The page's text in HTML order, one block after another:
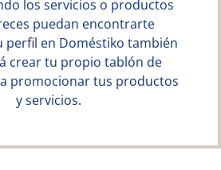
los servicios o productos
puedan encontrarte
perfil en Doméstiko también
crear tu propio tablón de
promocionar tus productos
y servicios.